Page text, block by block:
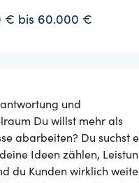
€ bis 60.000 €
und
Du willst mehr als
abarbeiten? Du suchst
Ideen zählen,
du Kunden wirklich